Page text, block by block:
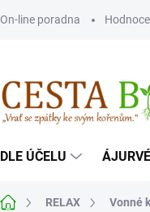
On-line poradna
DLE ÚČELU
Domů RELAX Vonné